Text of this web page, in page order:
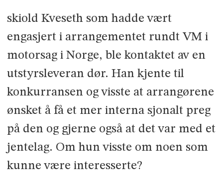
skiold Kveseth som hadde vært
engasjert i arrangementet rundt VM i
motorsag i Norge, ble kontaktet av en
utstyrsleveran­ dør. Han kjente til
konkurransen og visste at arrangørene
ønsket å få et mer interna­ sjonalt preg
på den og gjerne også at det var med et
jentelag. Om hun visste om noen som
kunne være interesserte?